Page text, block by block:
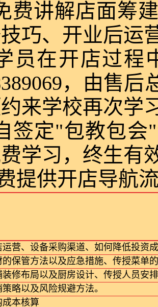
费讲解店面筹
巧、开业后运
员在开店过程
，由售
来学校再次学
签定"包教包会
学习，终生有
提供开店导航
营、设备采购渠道、如何降低投资
保管方法以及应急措施、传授菜单
修布局以及厨房设计、传授人员安
略以及风险规避方法。
本核算